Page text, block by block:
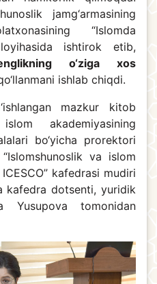
jamg‘armasining
“Islomda
ishtirok etib,
o‘ziga xos
ishlab chiqdi.
mazkur kitob
akademiyasining
bo‘yicha prorektori
va islom
kafedrasi mudiri
kafedra dotsenti, yuridik
tomonidan